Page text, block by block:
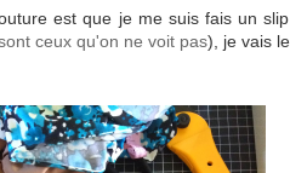
est que je me suis fais un
ceux qu'on ne voit pas), je vais